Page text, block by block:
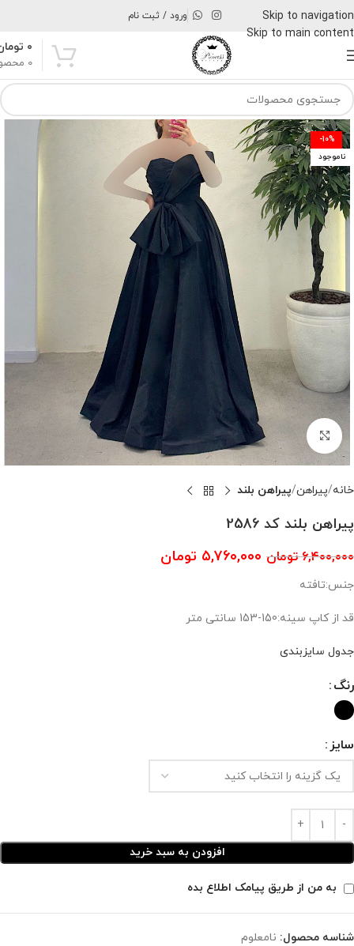
Skip to navigation
Skip to main content
ورود / ثبت نام
0
۰
-10%
ناموجود
بزرگنمایی تصویر
خانه پیراهن پیراهن بلند
پیراهن بلند کد 2586
۶,۴۰۰,۰۰۰ تومان ۵,۷۶۰,۰۰۰ تومان
جنس:تافته
قد از کاپ سینه:150-153 سانتی متر
جدول سایزبندی
رنگ
سایز
افزودن به سبد خرید
به من از طریق پیامک اطلاع بده
شناسه محصول: نامعلوم